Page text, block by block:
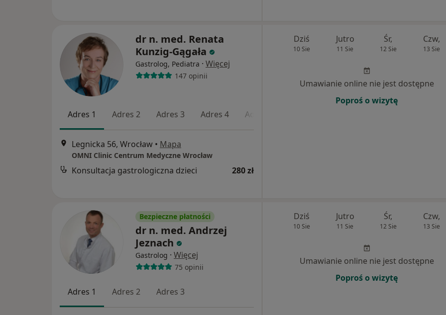
dr n. med. Renata
Kunzig-Gągała
Gastrolog, Pediatra · Więcej
147 opinii
Adres 1 Adres 2 Adres 3 Adres 4 Adres 5
Legnicka 56, Wrocław • Mapa
OMNI Clinic Centrum Medyczne Wrocław
Konsultacja gastrologiczna dzieci 280 zł
Dziś
10 Sie
Jutro
11 Sie
Śr,
12 Sie
Czw,
13 Sie
Umawianie online nie jest dostępne
Poproś o wizytę
Bezpieczne płatności
dr n. med. Andrzej
Jeznach
Gastrolog · Więcej
75 opinii
Adres 1 Adres 2 Adres 3
Dziś
10 Sie
Jutro
11 Sie
Śr,
12 Sie
Czw,
13 Sie
Umawianie online nie jest dostępne
Poproś o wizytę